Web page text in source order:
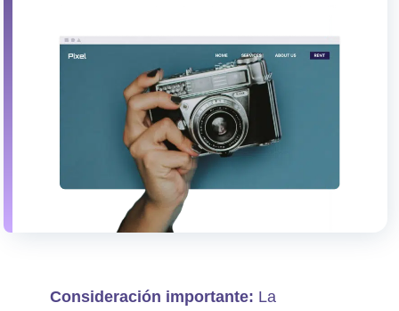
Consideración importante: La